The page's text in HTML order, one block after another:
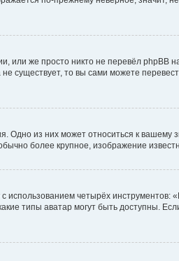
или же просто никто не перевёл
не существует, то вы сами можете
Одно из них может относиться к вашему
более крупное, изображение
четырёх
типы аватар могут быть доступны.